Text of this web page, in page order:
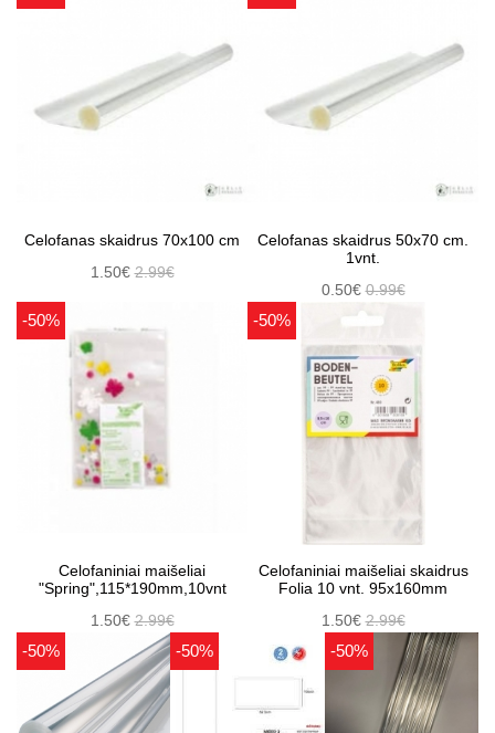
Celofanas skaidrus 70x100 cm
1.50€2.99€
Celofanas skaidrus 50x70 cm.
1vnt.
0.50€0.99€
-50%
Celofaniniai maišeliai
"Spring",115*190mm,10vnt
1.50€2.99€
-50%
Celofaniniai maišeliai skaidrus
Folia 10 vnt. 95x160mm
1.50€2.99€
-50% -50% -50%